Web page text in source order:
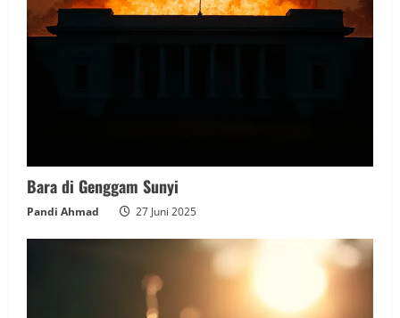
Bara di Genggam Sunyi
Pandi Ahmad 27 Juni 2025